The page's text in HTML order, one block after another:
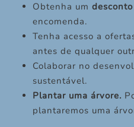
Obtenha um
encomenda.
Tenha acesso a
antes de qualquer
Colaborar no
sustentável.
Plantar uma árvore.
plantaremos uma